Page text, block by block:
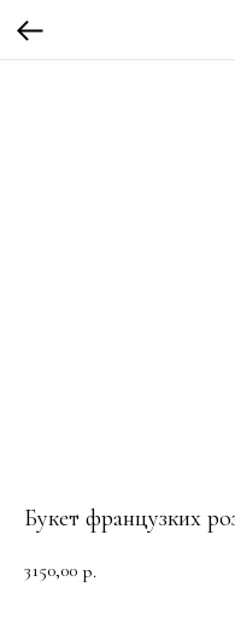
Букет французких
3150,00 р.